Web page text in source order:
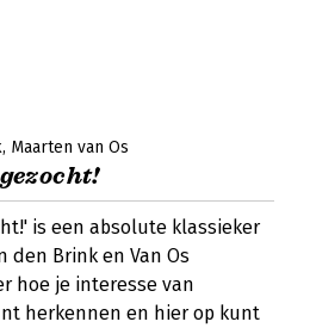
Maarten van Os
is een absolute klassieker
den Brink en Van Os
hoe je interesse van
herkennen en hier op kunt